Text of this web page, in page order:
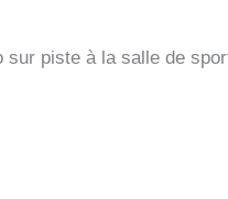
piste à la salle de